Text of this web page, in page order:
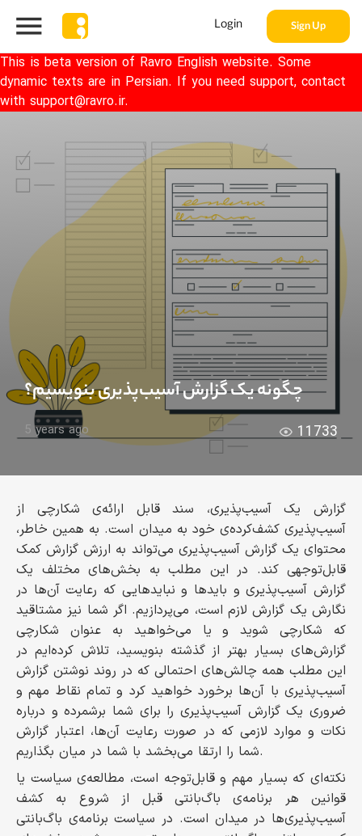
Login Sign Up
This is beta version of Ravro English website. Some
dynamic texts are in Persian. If you need support, contact
with support@ravro.ir.
چگونه یک گزارش آسیب‌پذیری بنویسیم؟
5 years ago 11733
گزارش یک آسیب‌پذیری، سند قابل ارائه‌ی شکارچی از
آسیب‌پذیری کشف‌کرده‌ی خود به میدان است. به همین خاطر،
محتوای یک گزارش آسیب‌پذیری می‌تواند به ارزش گزارش کمک
قابل‌توجهی کند. در این مطلب به بخش‌های مختلف یک
گزارش آسیب‌پذیری و بایدها و نبایدهایی که رعایت آن‌ها در
نگارش یک گزارش لازم است، می‌پردازیم. اگر شما نیز مشتاقید
که شکارچی شوید و یا می‌خواهید به عنوان شکارچی
گزارش‌های بسیار بهتر از گذشته بنویسید، تلاش کرده‌ایم در
این مطلب همه چالش‌های احتمالی که در روند نوشتن گزارش
آسیب‌پذیری با آن‌ها برخورد خواهید کرد و تمام نقاط مهم و
ضروری یک گزارش آسیب‌پذیری را برای شما برشمرده و درباره
نکات و موارد لازمی که در صورت رعایت آن‌‌ها، اعتبار گزارش
شما را ارتقا می‌بخشد با شما در میان بگذاریم.
نکته‌ای که بسیار مهم و قابل‌توجه است، مطالعه‌ی سیاست یا
قوانین هر برنامه‌ی باگ‌بانتی قبل از شروع به کشف
آسیب‌پذیری‌ها در میدان است. در سیاست برنامه‌ی باگ‌بانتی